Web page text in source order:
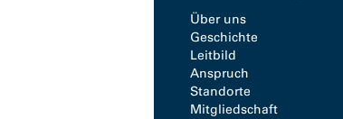
Über uns
Geschichte
Leitbild
Anspruch
Standorte
Mitgliedschaft